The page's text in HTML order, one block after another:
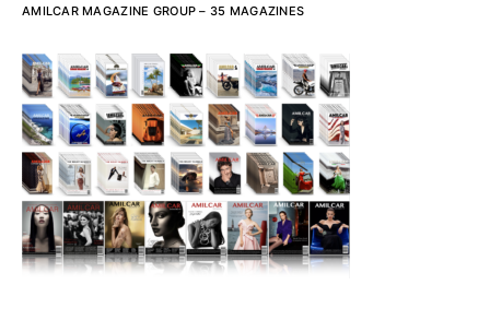
AMILCAR MAGAZINE GROUP – 35 MAGAZINES